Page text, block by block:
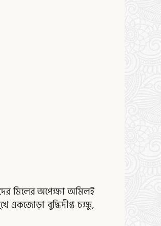
মিলের অপেক্ষা অমিলই
একজোড়া বুদ্ধিদীপ্ত চক্ষু,